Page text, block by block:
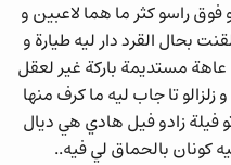
راسو كثر ما هما لاعبين و
بحال القرد دار ليه طيارة و
مستديمة باركة غير لعقل
تا جاب ليه ما كرف منها
فيلة زادو فيل هادي هي ديال
كونان بالحماق لي فيه..